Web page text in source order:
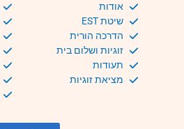
אודות
שיטת EST
הדרכה הורית
זוגיות ושלום בית
תעודות
מציאת זוגיות